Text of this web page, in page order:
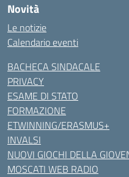
Novità
Le notizie
Calendario eventi
BACHECA SINDACALE
PRIVACY
ESAME DI STATO
FORMAZIONE
ETWINNING/ERASMUS+
INVALSI
NUOVI GIOCHI DELLA
MOSCATI WEB RADIO